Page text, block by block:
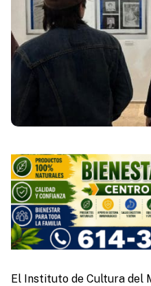
El Instituto de Cultura del